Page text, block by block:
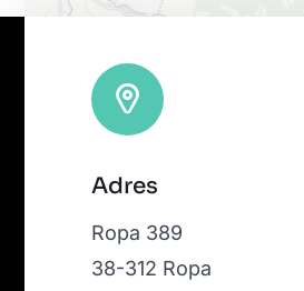
|Map tiles by
OpenStreetMap, under ODbL.
Adres
Ropa 389
38-312 Ropa